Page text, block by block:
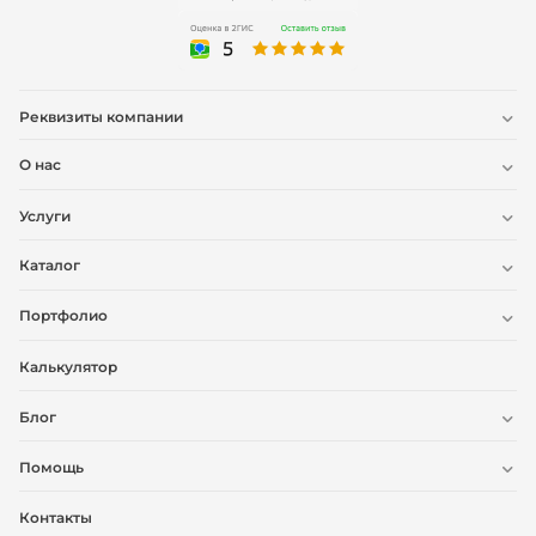
Реквизиты компании
О нас
Услуги
Каталог
Портфолио
Контакты
Калькулятор
Блог
Помощь